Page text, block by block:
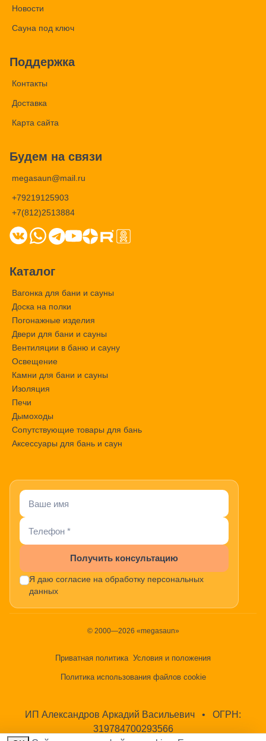
Новости
Сауна под ключ
Поддержка
Контакты
Доставка
Карта сайта
Будем на связи
megasaun@mail.ru
+79219125903
+7(812)2513884
Каталог
Вагонка для бани и сауны
Доска на полки
Погонажные изделия
Двери для бани и сауны
Вентиляции в баню и сауну
Освещение
Камни для бани и сауны
Изоляция
Печи
Дымоходы
Сопутствующие товары для бань
Аксессуары для бань и саун
Получить консультацию
Я даю согласие на обработку персональных
данных
© 2000—2026 «megasaun»
Приватная политика Условия и положения
Политика использования файлов cookie
ИП Александров Аркадий Васильевич •
ОГРН:
319784700293566